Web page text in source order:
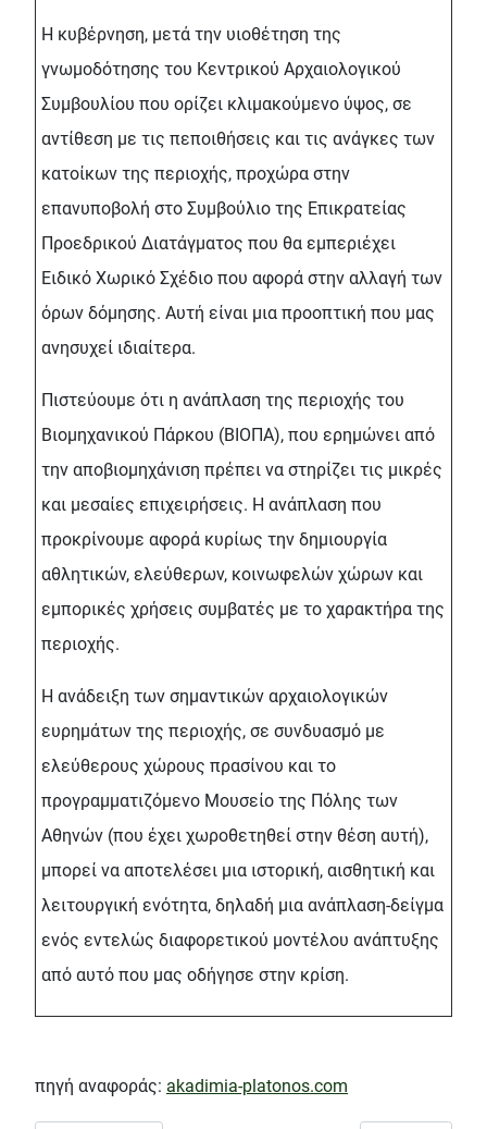
Η κυβέρνηση, μετά την υιοθέτηση της
γνωμοδότησης του Κεντρικού Αρχαιολογικού
Συμβουλίου που ορίζει κλιμακούμενο ύψος, σε
αντίθεση με τις πεποιθήσεις και τις ανάγκες των
κατοίκων της περιοχής, προχώρα στην
επανυποβολή στο Συμβούλιο της Επικρατείας
Προεδρικού Διατάγματος που θα εμπεριέχει
Ειδικό Χωρικό Σχέδιο που αφορά στην αλλαγή των
όρων δόμησης. Αυτή είναι μια προοπτική που μας
ανησυχεί ιδιαίτερα.
Πιστεύουμε ότι η ανάπλαση της περιοχής του
Βιομηχανικού Πάρκου (ΒΙΟΠΑ), που ερημώνει από
την αποβιομηχάνιση πρέπει να στηρίζει τις μικρές
και μεσαίες επιχειρήσεις. Η ανάπλαση που
προκρίνουμε αφορά κυρίως την δημιουργία
αθλητικών, ελεύθερων, κοινωφελών χώρων και
εμπορικές χρήσεις συμβατές με το χαρακτήρα της
περιοχής.
Η ανάδειξη των σημαντικών αρχαιολογικών
ευρημάτων της περιοχής, σε συνδυασμό με
ελεύθερους χώρους πρασίνου και το
προγραμματιζόμενο Μουσείο της Πόλης των
Αθηνών (που έχει χωροθετηθεί στην θέση αυτή),
μπορεί να αποτελέσει μια ιστορική, αισθητική και
λειτουργική ενότητα, δηλαδή μια ανάπλαση-δείγμα
ενός εντελώς διαφορετικού μοντέλου ανάπτυξης
από αυτό που μας οδήγησε στην κρίση.
πηγή αναφοράς: akadimia-platonos.com